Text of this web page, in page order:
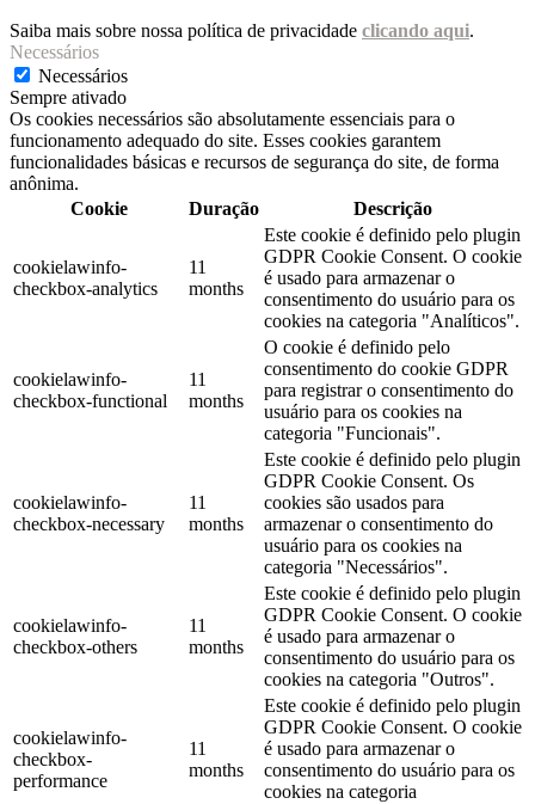
Saiba mais sobre nossa política de privacidade clicando aqui.
Necessários
Necessários
Sempre ativado
Os cookies necessários são absolutamente essenciais para o
funcionamento adequado do site. Esses cookies garantem
funcionalidades básicas e recursos de segurança do site, de forma
anônima.
Cookie
Duração Descrição
cookielawinfo-
checkbox-analytics
11
months
Este cookie é definido pelo plugin
GDPR Cookie Consent. O cookie
é usado para armazenar o
consentimento do usuário para os
cookies na categoria "Analíticos".
cookielawinfo-
checkbox-functional
11
months
O cookie é definido pelo
consentimento do cookie GDPR
para registrar o consentimento do
usuário para os cookies na
categoria "Funcionais".
cookielawinfo-
checkbox-necessary
11
months
Este cookie é definido pelo plugin
GDPR Cookie Consent. Os
cookies são usados ​​para
armazenar o consentimento do
usuário para os cookies na
categoria "Necessários".
cookielawinfo-
checkbox-others
11
months
Este cookie é definido pelo plugin
GDPR Cookie Consent. O cookie
é usado para armazenar o
consentimento do usuário para os
cookies na categoria "Outros".
cookielawinfo-
checkbox-
performance
11
months
Este cookie é definido pelo plugin
GDPR Cookie Consent. O cookie
é usado para armazenar o
consentimento do usuário para os
cookies na categoria